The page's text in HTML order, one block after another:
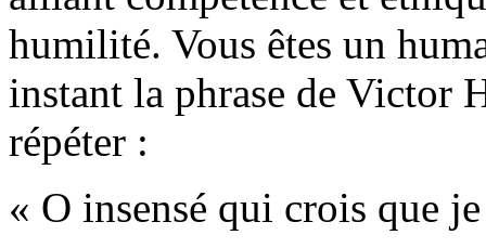
humilité. Vous êtes un
instant la phrase de Victor
répéter :
« O insensé qui crois que